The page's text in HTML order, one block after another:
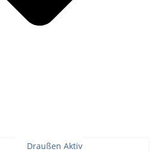
Draußen Aktiv